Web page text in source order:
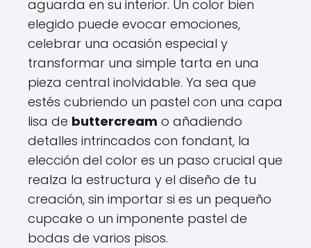
aguarda en su interior. Un color bien
elegido puede evocar emociones,
celebrar una ocasión especial y
transformar una simple tarta en una
pieza central inolvidable. Ya sea que
estés cubriendo un pastel con una capa
lisa de buttercream o añadiendo
detalles intrincados con fondant, la
elección del color es un paso crucial que
realza la estructura y el diseño de tu
creación, sin importar si es un pequeño
cupcake o un imponente pastel de
bodas de varios pisos.